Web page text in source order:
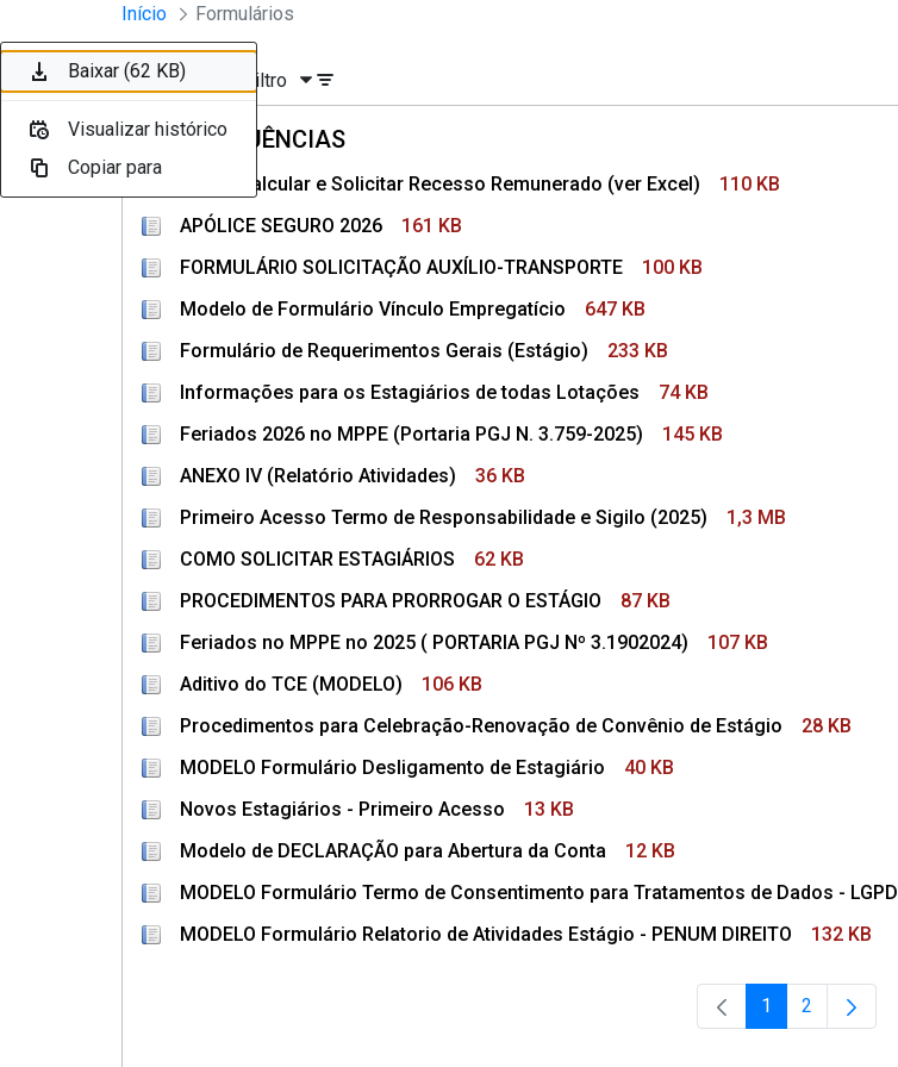
Pular para o Conteúdo principal
Divisão Minima - Escola Superior
Início Formulários
Ordenar Filtro
FREQUÊNCIAS
Como Calcular e Solicitar Recesso Remunerado (ver Excel)
110 KB
APÓLICE SEGURO 2026
161 KB
FORMULÁRIO SOLICITAÇÃO AUXÍLIO-TRANSPORTE
100 KB
Modelo de Formulário Vínculo Empregatício
647 KB
Formulário de Requerimentos Gerais (Estágio)
233 KB
Informações para os Estagiários de todas Lotações
74 KB
Feriados 2026 no MPPE (Portaria PGJ N. 3.759-2025)
145 KB
ANEXO IV (Relatório Atividades)
36 KB
Primeiro Acesso Termo de Responsabilidade e Sigilo (2025)
1,3 MB
COMO SOLICITAR ESTAGIÁRIOS
62 KB
PROCEDIMENTOS PARA PRORROGAR O ESTÁGIO
87 KB
Feriados no MPPE no 2025 ( PORTARIA PGJ Nº 3.1902024)
107 KB
Aditivo do TCE (MODELO)
106 KB
Procedimentos para Celebração-Renovação de Convênio de Estágio
28 KB
MODELO Formulário Desligamento de Estagiário
40 KB
Novos Estagiários - Primeiro Acesso
13 KB
Modelo de DECLARAÇÃO para Abertura da Conta
12 KB
MODELO Formulário Termo de Consentimento para Tratamentos de Dados - LGPD
MODELO Formulário Relatorio de Atividades Estágio - PENUM DIREITO
132 KB
Página
1 Página
2
Baixar (110 KB)
Visualizar histórico
Copiar para
Baixar (161 KB)
Visualizar histórico
Copiar para
Baixar (100 KB)
Visualizar histórico
Copiar para
Baixar (647 KB)
Visualizar histórico
Copiar para
Baixar (233 KB)
Visualizar histórico
Copiar para
Baixar (74 KB)
Visualizar histórico
Copiar para
Baixar (145 KB)
Visualizar histórico
Copiar para
Baixar (36 KB)
Visualizar histórico
Copiar para
Baixar (1,3 MB)
Visualizar histórico
Copiar para
Baixar (62 KB)
Visualizar histórico
Copiar para